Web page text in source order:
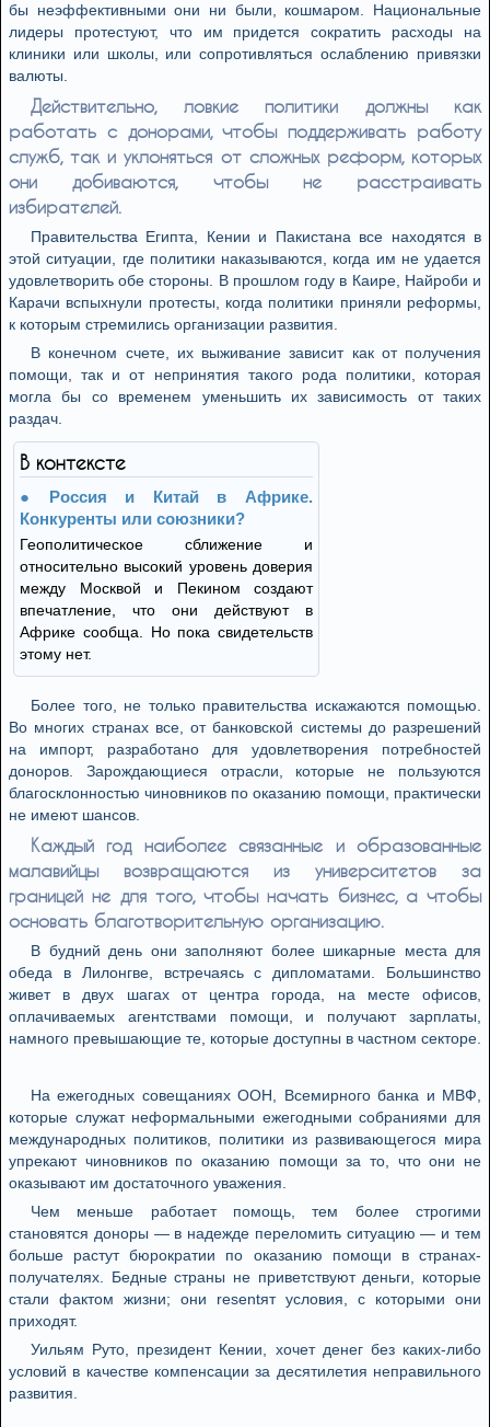
бы неэффективными они ни были, кошмаром. Национальные
лидеры протестуют, что им придется сократить расходы на
клиники или школы, или сопротивляться ослаблению привязки
валюты.
Действительно, ловкие политики должны как
работать с донорами, чтобы поддерживать работу
служб, так и уклоняться от сложных реформ, которых
они добиваются, чтобы не расстраивать
избирателей.
Правительства Египта, Кении и Пакистана все находятся в
этой ситуации, где политики наказываются, когда им не удается
удовлетворить обе стороны. В прошлом году в Каире, Найроби и
Карачи вспыхнули протесты, когда политики приняли реформы,
к которым стремились организации развития.
В конечном счете, их выживание зависит как от получения
помощи, так и от непринятия такого рода политики, которая
могла бы со временем уменьшить их зависимость от таких
раздач.
В контексте
Россия и Китай в Африке.
Конкуренты или союзники?
Геополитическое сближение и
относительно высокий уровень доверия
между Москвой и Пекином создают
впечатление, что они действуют в
Африке сообща. Но пока свидетельств
этому нет.
Более того, не только правительства искажаются помощью.
Во многих странах все, от банковской системы до разрешений
на импорт, разработано для удовлетворения потребностей
доноров. Зарождающиеся отрасли, которые не пользуются
благосклонностью чиновников по оказанию помощи, практически
не имеют шансов.
Каждый год наиболее связанные и образованные
малавийцы возвращаются из университетов за
границей не для того, чтобы начать бизнес, а чтобы
основать благотворительную организацию.
В будний день они заполняют более шикарные места для
обеда в Лилонгве, встречаясь с дипломатами. Большинство
живет в двух шагах от центра города, на месте офисов,
оплачиваемых агентствами помощи, и получают зарплаты,
намного превышающие те, которые доступны в частном секторе.
На ежегодных совещаниях ООН, Всемирного банка и МВФ,
которые служат неформальными ежегодными собраниями для
международных политиков, политики из развивающегося мира
упрекают чиновников по оказанию помощи за то, что они не
оказывают им достаточного уважения.
Чем меньше работает помощь, тем более строгими
становятся доноры — в надежде переломить ситуацию — и тем
больше растут бюрократии по оказанию помощи в странах-
получателях. Бедные страны не приветствуют деньги, которые
стали фактом жизни; они resentят условия, с которыми они
приходят.
Уильям Руто, президент Кении, хочет денег без каких-либо
условий в качестве компенсации за десятилетия неправильного
развития.